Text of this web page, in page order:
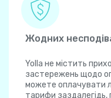
Жодних
Yolla не містить
застережень щодо
можете оплачувати
тарифи